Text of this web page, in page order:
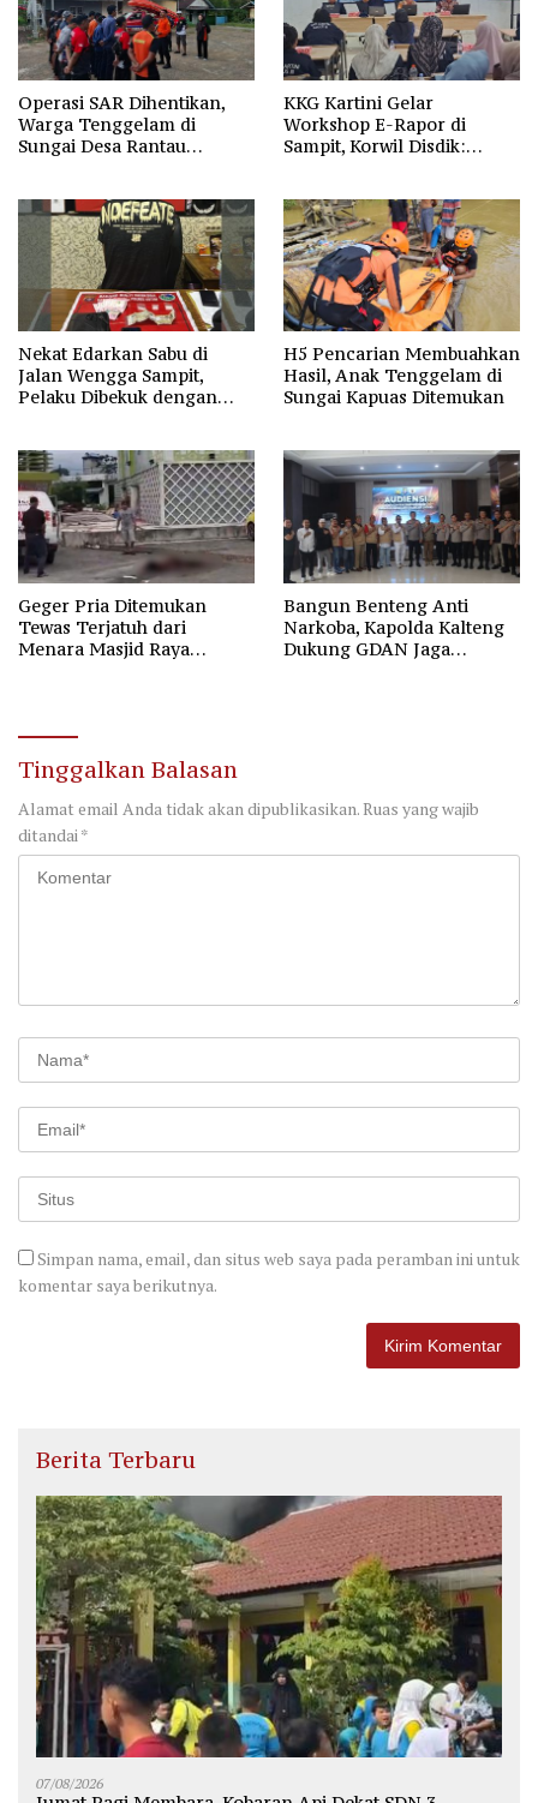
Operasi SAR Dihentikan,
Warga Tenggelam di
Sungai Desa Rantau
KKG Kartini Gelar
Workshop E-Rapor di
Sampit, Korwil Disdik:
Nekat Edarkan Sabu di
Jalan Wengga Sampit,
Pelaku Dibekuk dengan
H5 Pencarian Membuahkan
Hasil, Anak Tenggelam di
Sungai Kapuas Ditemukan
Geger Pria Ditemukan
Tewas Terjatuh dari
Menara Masjid Raya
Bangun Benteng Anti
Narkoba, Kapolda Kalteng
Dukung GDAN Jaga
Tinggalkan Balasan
Alamat email Anda tidak akan dipublikasikan.Ruas yang wajib
ditandai*
Simpan nama, email, dan situs web saya pada peramban ini untuk
komentar saya berikutnya.
Berita Terbaru
07/08/2026